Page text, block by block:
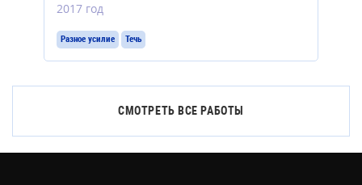
2017 год
Разное усилие Течь
СМОТРЕТЬ ВСЕ РАБОТЫ